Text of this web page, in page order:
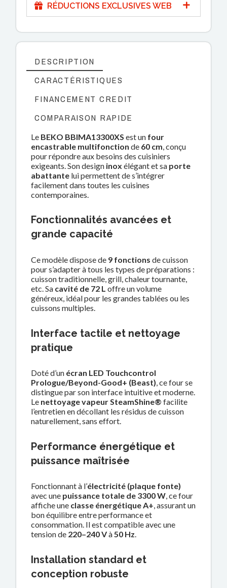
RÉDUCTIONS EXCLUSIVES WEB
DESCRIPTION
CARACTÉRISTIQUES
FINANCEMENT CREDIT
COMPARAISON RAPIDE
Le BEKO BBIMA13300XS est un four
encastrable multifonction de 60 cm , conçu
pour répondre aux besoins des cuisiniers
exigeants. Son design inox élégant et sa porte
abattante lui permettent de s’intégrer
facilement dans toutes les cuisines
contemporaines.
Fonctionnalités avancées et
grande capacité
Ce modèle dispose de 9 fonctions de cuisson
pour s’adapter à tous les types de préparations :
cuisson traditionnelle, grill, chaleur tournante,
etc. Sa cavité de 72 L offre un volume
généreux, idéal pour les grandes tablées ou les
cuissons multiples.
Interface tactile et nettoyage
pratique
Doté d’un écran LED Touchcontrol
Prologue/Beyond-Good+ (Beast), ce four se
distingue par son interface intuitive et moderne.
Le nettoyage vapeur SteamShine® facilite
l’entretien en décollant les résidus de cuisson
naturellement, sans effort.
Performance énergétique et
puissance maîtrisée
Fonctionnant à l’électricité (plaque fonte)
avec une puissance totale de 3300 W, ce four
affiche une classe énergétique A+, assurant un
bon équilibre entre performance et
consommation. Il est compatible avec une
tension de 220–240 Và50 Hz.
Installation standard et
conception robuste